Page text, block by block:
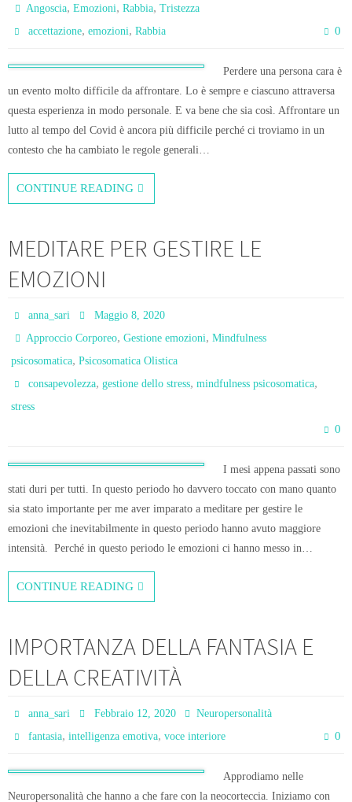
Angoscia,Emozioni,Rabbia,Tristezza
accettazione,emozioni,Rabbia 0
Perdere una persona cara è
un evento molto difficile da affrontare. Lo è sempre e ciascuno attraversa
questa esperienza in modo personale. E va bene che sia così. Affrontare un
lutto al tempo del Covid è ancora più difficile perché ci troviamo in un
contesto che ha cambiato le regole generali…
CONTINUE READING
MEDITARE PER GESTIRE LE
EMOZIONI
anna_sari
Maggio 8, 2020
Approccio Corporeo,Gestione emozioni,Mindfulness
psicosomatica, Psicosomatica Olistica
consapevolezza,gestione dello stress,mindfulness psicosomatica,
stress
0
I mesi appena passati sono
stati duri per tutti. In questo periodo ho davvero toccato con mano quanto
sia stato importante per me aver imparato a meditare per gestire le
emozioni che inevitabilmente in questo periodo hanno avuto maggiore
intensità. Perché in questo periodo le emozioni ci hanno messo in…
CONTINUE READING
IMPORTANZA DELLA FANTASIA E
DELLA CREATIVITÀ
anna_sari Febbraio 12, 2020
Neuropersonalità
fantasia,intelligenza emotiva,voce interiore 0
Approdiamo nelle
Neuropersonalità che hanno a che fare con la neocorteccia. Iniziamo con